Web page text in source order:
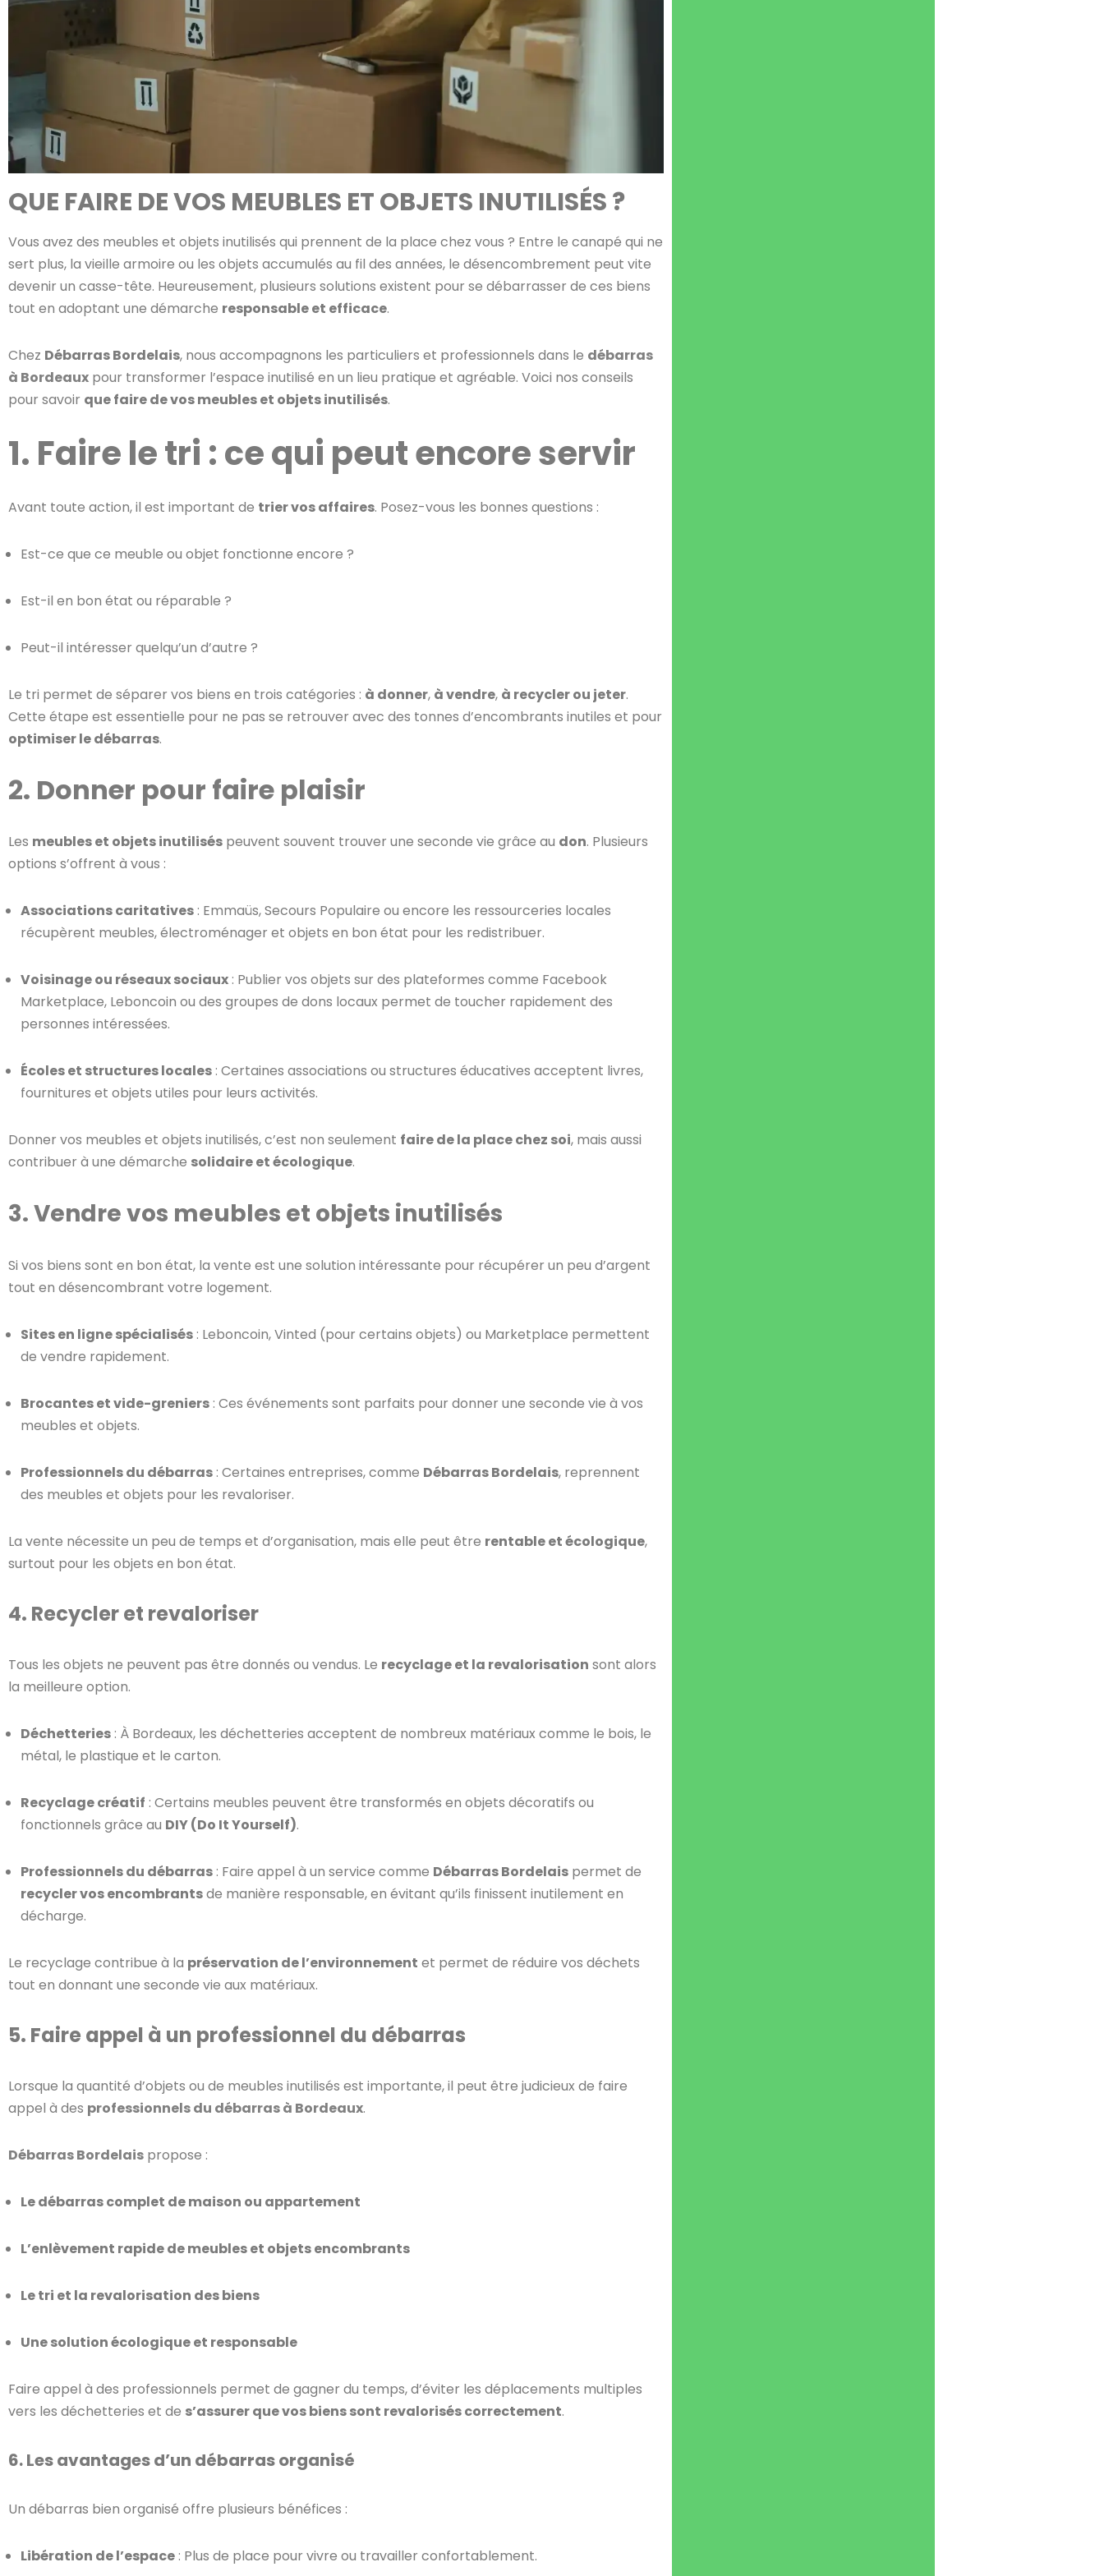
QUE FAIRE DE VOS MEUBLES ET OBJETS INUTILISÉS ?
Vous avez des meubles et objets inutilisés qui prennent de la place chez vous ? Entre le canapé qui ne
sert plus, la vieille armoire ou les objets accumulés au fil des années, le désencombrement peut vite
devenir un casse-tête. Heureusement, plusieurs solutions existent pour se débarrasser de ces biens
tout en adoptant une démarche responsable et efficace.
Chez Débarras Bordelais, nous accompagnons les particuliers et professionnels dans le débarras
à Bordeaux pour transformer l’espace inutilisé en un lieu pratique et agréable. Voici nos conseils
pour savoir que faire de vos meubles et objets inutilisés.
1. Faire le tri : ce qui peut encore servir
Avant toute action, il est important de trier vos affaires. Posez-vous les bonnes questions :
Est-ce que ce meuble ou objet fonctionne encore ?
Est-il en bon état ou réparable ?
Peut-il intéresser quelqu’un d’autre ?
Le tri permet de séparer vos biens en trois catégories : à donner, à vendre, à recycler ou jeter.
Cette étape est essentielle pour ne pas se retrouver avec des tonnes d’encombrants inutiles et pour
optimiser le débarras.
2. Donner pour faire plaisir
Les meubles et objets inutilisés peuvent souvent trouver une seconde vie grâce au don. Plusieurs
options s’offrent à vous :
Associations caritatives : Emmaüs, Secours Populaire ou encore les ressourceries locales
récupèrent meubles, électroménager et objets en bon état pour les redistribuer.
Voisinage ou réseaux sociaux : Publier vos objets sur des plateformes comme Facebook
Marketplace, Leboncoin ou des groupes de dons locaux permet de toucher rapidement des
personnes intéressées.
Écoles et structures locales : Certaines associations ou structures éducatives acceptent livres,
fournitures et objets utiles pour leurs activités.
Donner vos meubles et objets inutilisés, c’est non seulement faire de la place chez soi, mais aussi
contribuer à une démarche solidaire et écologique.
3. Vendre vos meubles et objets inutilisés
Si vos biens sont en bon état, la vente est une solution intéressante pour récupérer un peu d’argent
tout en désencombrant votre logement.
Sites en ligne spécialisés : Leboncoin, Vinted (pour certains objets) ou Marketplace permettent
de vendre rapidement.
Brocantes et vide-greniers : Ces événements sont parfaits pour donner une seconde vie à vos
meubles et objets.
Professionnels du débarras : Certaines entreprises, comme Débarras Bordelais, reprennent
des meubles et objets pour les revaloriser.
La vente nécessite un peu de temps et d’organisation, mais elle peut être rentable et écologique,
surtout pour les objets en bon état.
4. Recycler et revaloriser
Tous les objets ne peuvent pas être donnés ou vendus. Le recyclage et la revalorisation sont alors
la meilleure option.
Déchetteries : À Bordeaux, les déchetteries acceptent de nombreux matériaux comme le bois, le
métal, le plastique et le carton.
Recyclage créatif : Certains meubles peuvent être transformés en objets décoratifs ou
fonctionnels grâce au DIY (Do It Yourself).
Professionnels du débarras : Faire appel à un service comme Débarras Bordelais permet de
recycler vos encombrantsde manière responsable, en évitant qu’ils finissent inutilement en
décharge.
Le recyclage contribue à la préservation de l’environnement et permet de réduire vos déchets
tout en donnant une seconde vie aux matériaux.
5. Faire appel à un professionnel du débarras
Lorsque la quantité d’objets ou de meubles inutilisés est importante, il peut être judicieux de faire
appel à des professionnels du débarras à Bordeaux.
Débarras Bordelais propose :
Le débarras complet de maison ou appartement
L’enlèvement rapide de meubles et objets encombrants
Le tri et la revalorisation des biens
Une solution écologique et responsable
Faire appel à des professionnels permet de gagner du temps, d’éviter les déplacements multiples
vers les déchetteries et de s’assurer que vos biens sont revalorisés correctement.
6. Les avantages d’un débarras organisé
Un débarras bien organisé offre plusieurs bénéfices :
Libération de l’espace : Plus de place pour vivre ou travailler confortablement.